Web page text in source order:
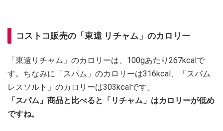
コストコ販売の「東遠 リチャム」のカロリー
「東遠リチャム」のカロリーは、100gあたり267kcalで
す。ちなみに「スパム」のカロリーは316kcal、「スパム
レスソルト」のカロリーは303kcalです。
「スパム」商品と比べると「リチャム」はカロリーが低め
ですね。